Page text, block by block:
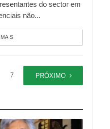
do sector em
não...
7 9
PRÓXIMO